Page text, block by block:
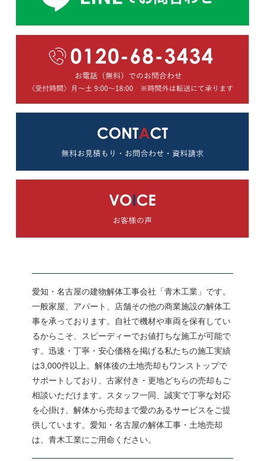
愛知・名古屋の建物解体工事会社「青木工業」です。
一般家屋、アパート、店舗その他の商業施設の解体工
事を承っております。自社で機材や車両を保有してい
るからこそ、スピーディーでお値打ちな施工が可能で
す。迅速・丁寧・安心価格を掲げる私たちの施工実績
は3,000件以上。解体後の土地売却もワンストップで
サポートしており、古家付き・更地どちらの売却もご
相談いただけます。スタッフ一同、誠実で丁寧な対応
を心掛け、解体から売却まで愛のあるサービスをご提
供しています。愛知・名古屋の解体工事・土地売却
は、青木工業にご用命ください。